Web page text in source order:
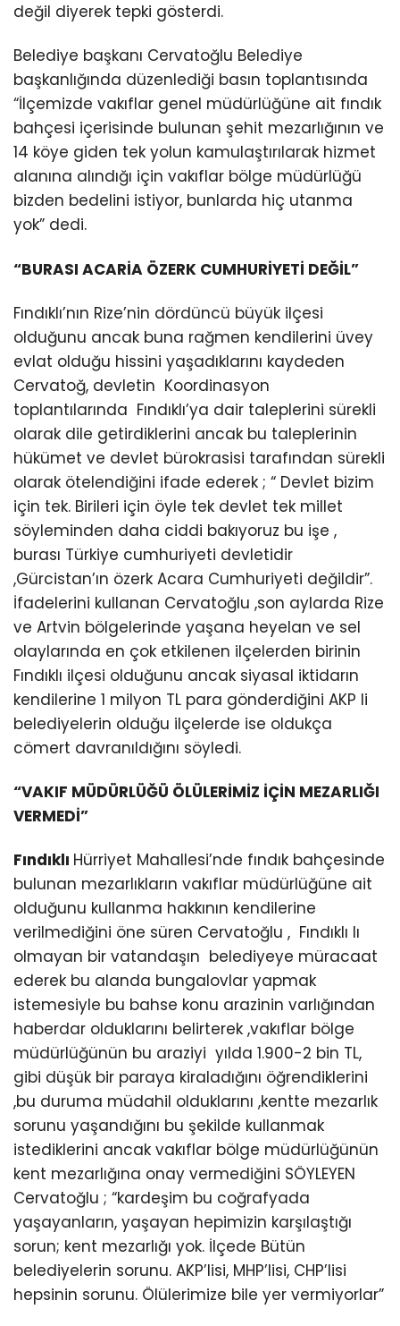
değil diyerek tepki gösterdi.
Belediye başkanı Cervatoğlu Belediye
başkanlığında düzenlediği basın toplantısında
“İlçemizde vakıflar genel müdürlüğüne ait fındık
bahçesi içerisinde bulunan şehit mezarlığının ve
14 köye giden tek yolun kamulaştırılarak hizmet
alanına alındığı için vakıflar bölge müdürlüğü
bizden bedelini istiyor, bunlarda hiç utanma
yok” dedi.
“BURASI ACARİA ÖZERK CUMHURİYETİ DEĞİL”
Fındıklı’nın Rize’nin dördüncü büyük ilçesi
olduğunu ancak buna rağmen kendilerini üvey
evlat olduğu hissini yaşadıklarını kaydeden
Cervatoğ, devletin Koordinasyon
toplantılarında Fındıklı’ya dair taleplerini sürekli
olarak dile getirdiklerini ancak bu taleplerinin
hükümet ve devlet bürokrasisi tarafından sürekli
olarak ötelendiğini ifade ederek ; “ Devlet bizim
için tek. Birileri için öyle tek devlet tek millet
söyleminden daha ciddi bakıyoruz bu işe ,
burası Türkiye cumhuriyeti devletidir
,Gürcistan’ın özerk Acara Cumhuriyeti değildir”.
İfadelerini kullanan Cervatoğlu ,son aylarda Rize
ve Artvin bölgelerinde yaşana heyelan ve sel
olaylarında en çok etkilenen ilçelerden birinin
Fındıklı ilçesi olduğunu ancak siyasal iktidarın
kendilerine 1 milyon TL para gönderdiğini AKP li
belediyelerin olduğu ilçelerde ise oldukça
cömert davranıldığını söyledi.
“VAKIF MÜDÜRLÜĞÜ ÖLÜLERİMİZ İÇİN MEZARLIĞI
VERMEDİ”
Fındıklı Hürriyet Mahallesi’nde fındık bahçesinde
bulunan mezarlıkların vakıflar müdürlüğüne ait
olduğunu kullanma hakkının kendilerine
verilmediğini öne süren Cervatoğlu , Fındıklı lı
olmayan bir vatandaşın belediyeye müracaat
ederek bu alanda bungalovlar yapmak
istemesiyle bu bahse konu arazinin varlığından
haberdar olduklarını belirterek ,vakıflar bölge
müdürlüğünün bu araziyi yılda 1.900-2 bin TL,
gibi düşük bir paraya kiraladığını öğrendiklerini
,bu duruma müdahil olduklarını ,kentte mezarlık
sorunu yaşandığını bu şekilde kullanmak
istediklerini ancak vakıflar bölge müdürlüğünün
kent mezarlığına onay vermediğini SÖYLEYEN
Cervatoğlu ; “kardeşim bu coğrafyada
yaşayanların, yaşayan hepimizin karşılaştığı
sorun; kent mezarlığı yok. İlçede Bütün
belediyelerin sorunu. AKP’lisi, MHP’lisi, CHP’lisi
hepsinin sorunu. Ölülerimize bile yer vermiyorlar”